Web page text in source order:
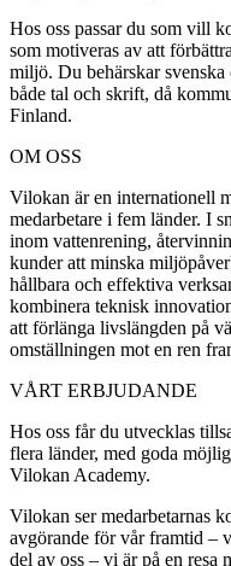
Hos oss passar du som vill
som motiveras av att
miljö. Du behärskar
både tal och skrift, då
Finland.
OM OSS
Vilokan är en internationell
medarbetare i fem länder. I
inom vattenrening,
kunder att minska
hållbara och effektiva
kombinera teknisk
att förlänga livslängden på
omställningen mot en ren
VÅRT ERBJUDANDE
Hos oss får du utvecklas
flera länder, med goda
Vilokan Academy.
Vilokan ser medarbetarnas
avgörande för vår framtid –
del av oss – vi är på en resa